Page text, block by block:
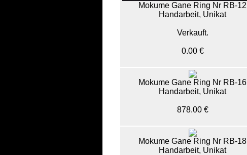
Mokume Gane Ring Nr RB-12
Handarbeit, Unikat
Verkauft.
0.00 €
Mokume Gane Ring Nr RB-16
Handarbeit, Unikat
878.00 €
Mokume Gane Ring Nr RB-18
Handarbeit, Unikat